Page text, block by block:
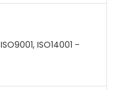
ISO9001, ISO14001 -